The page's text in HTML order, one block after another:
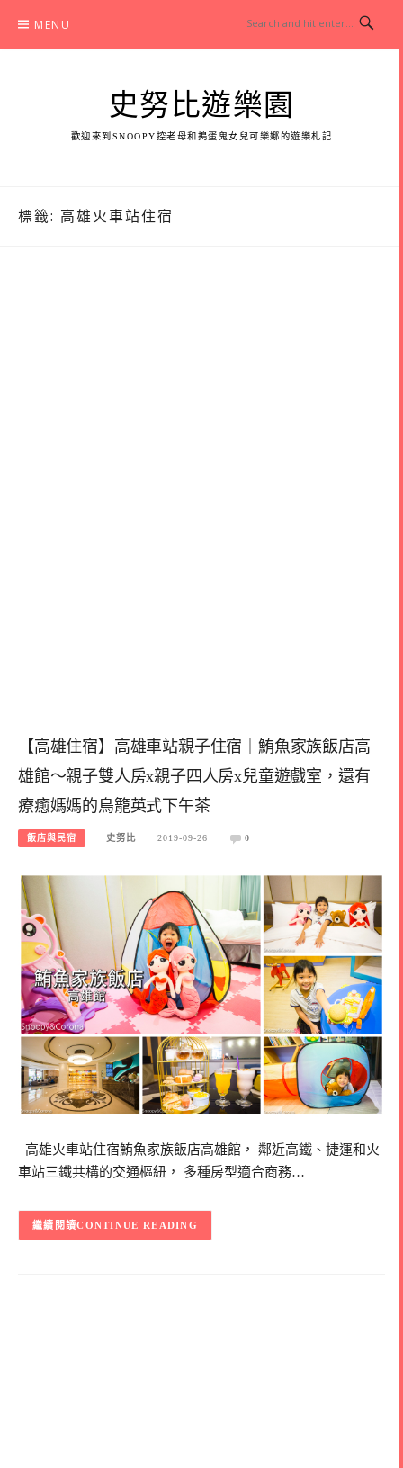
content
MENU
史努比遊樂園
歡迎來到SNOOPY控老母和搗蛋鬼女兒可樂娜的遊樂札記
標籤: 高雄火車站住宿
【高雄住宿】高雄車站親子住宿｜鮪魚家族飯店高
雄館～親子雙人房x親子四人房x兒童遊戲室，還有
療癒媽媽的鳥籠英式下午茶
飯店與民宿 史努比 2019-09-26 0
高雄火車站住宿鮪魚家族飯店高雄館， 鄰近高鐵、捷運和火
車站三鐵共構的交通樞紐， 多種房型適合商務…
CONTINUE READING